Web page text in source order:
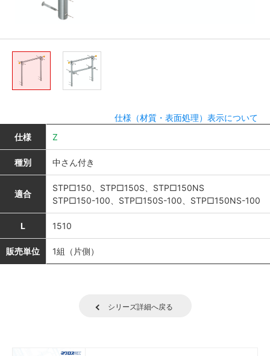
仕様（材質・表面処理）表示について
仕様
Z
種別 中さん付き
適合
STP□150、STP□150S、STP□150NS
STP□150-100、STP□150S-100、STP□150NS-100
L 1510
販売単位 1組（片側）
シリーズ詳細へ戻る